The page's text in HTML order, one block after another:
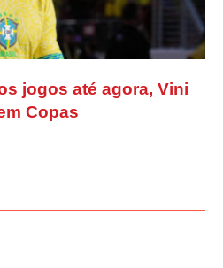
jogos até agora, Vini
Copas